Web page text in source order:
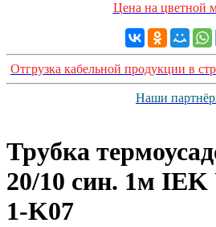
Цена на цветной
Отгрузка кабельной продукции в
Наши
Трубка
20/10 син. 1м IEK
1-K07